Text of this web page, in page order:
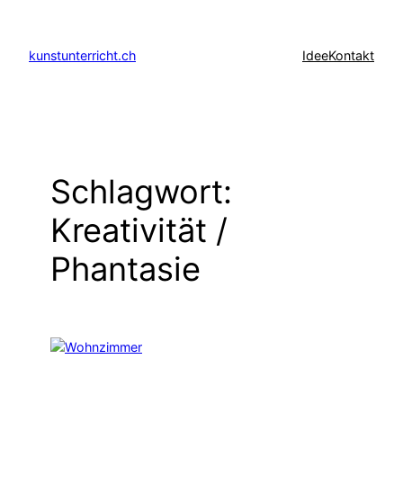
springen
kunstunterricht.ch IdeeKontakt
Schlagwort:
Kreativität /
Phantasie